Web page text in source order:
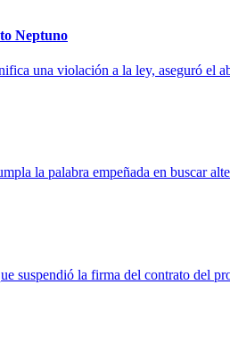
Neptuno
una violación a la ley, aseguró el
la palabra empeñada en buscar
suspendió la firma del contrato del